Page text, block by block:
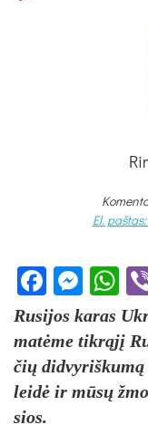
El.
Ru­si­jos ka­ras
matė­me tikrąjį
čių
leidė ir mūsų
sios.